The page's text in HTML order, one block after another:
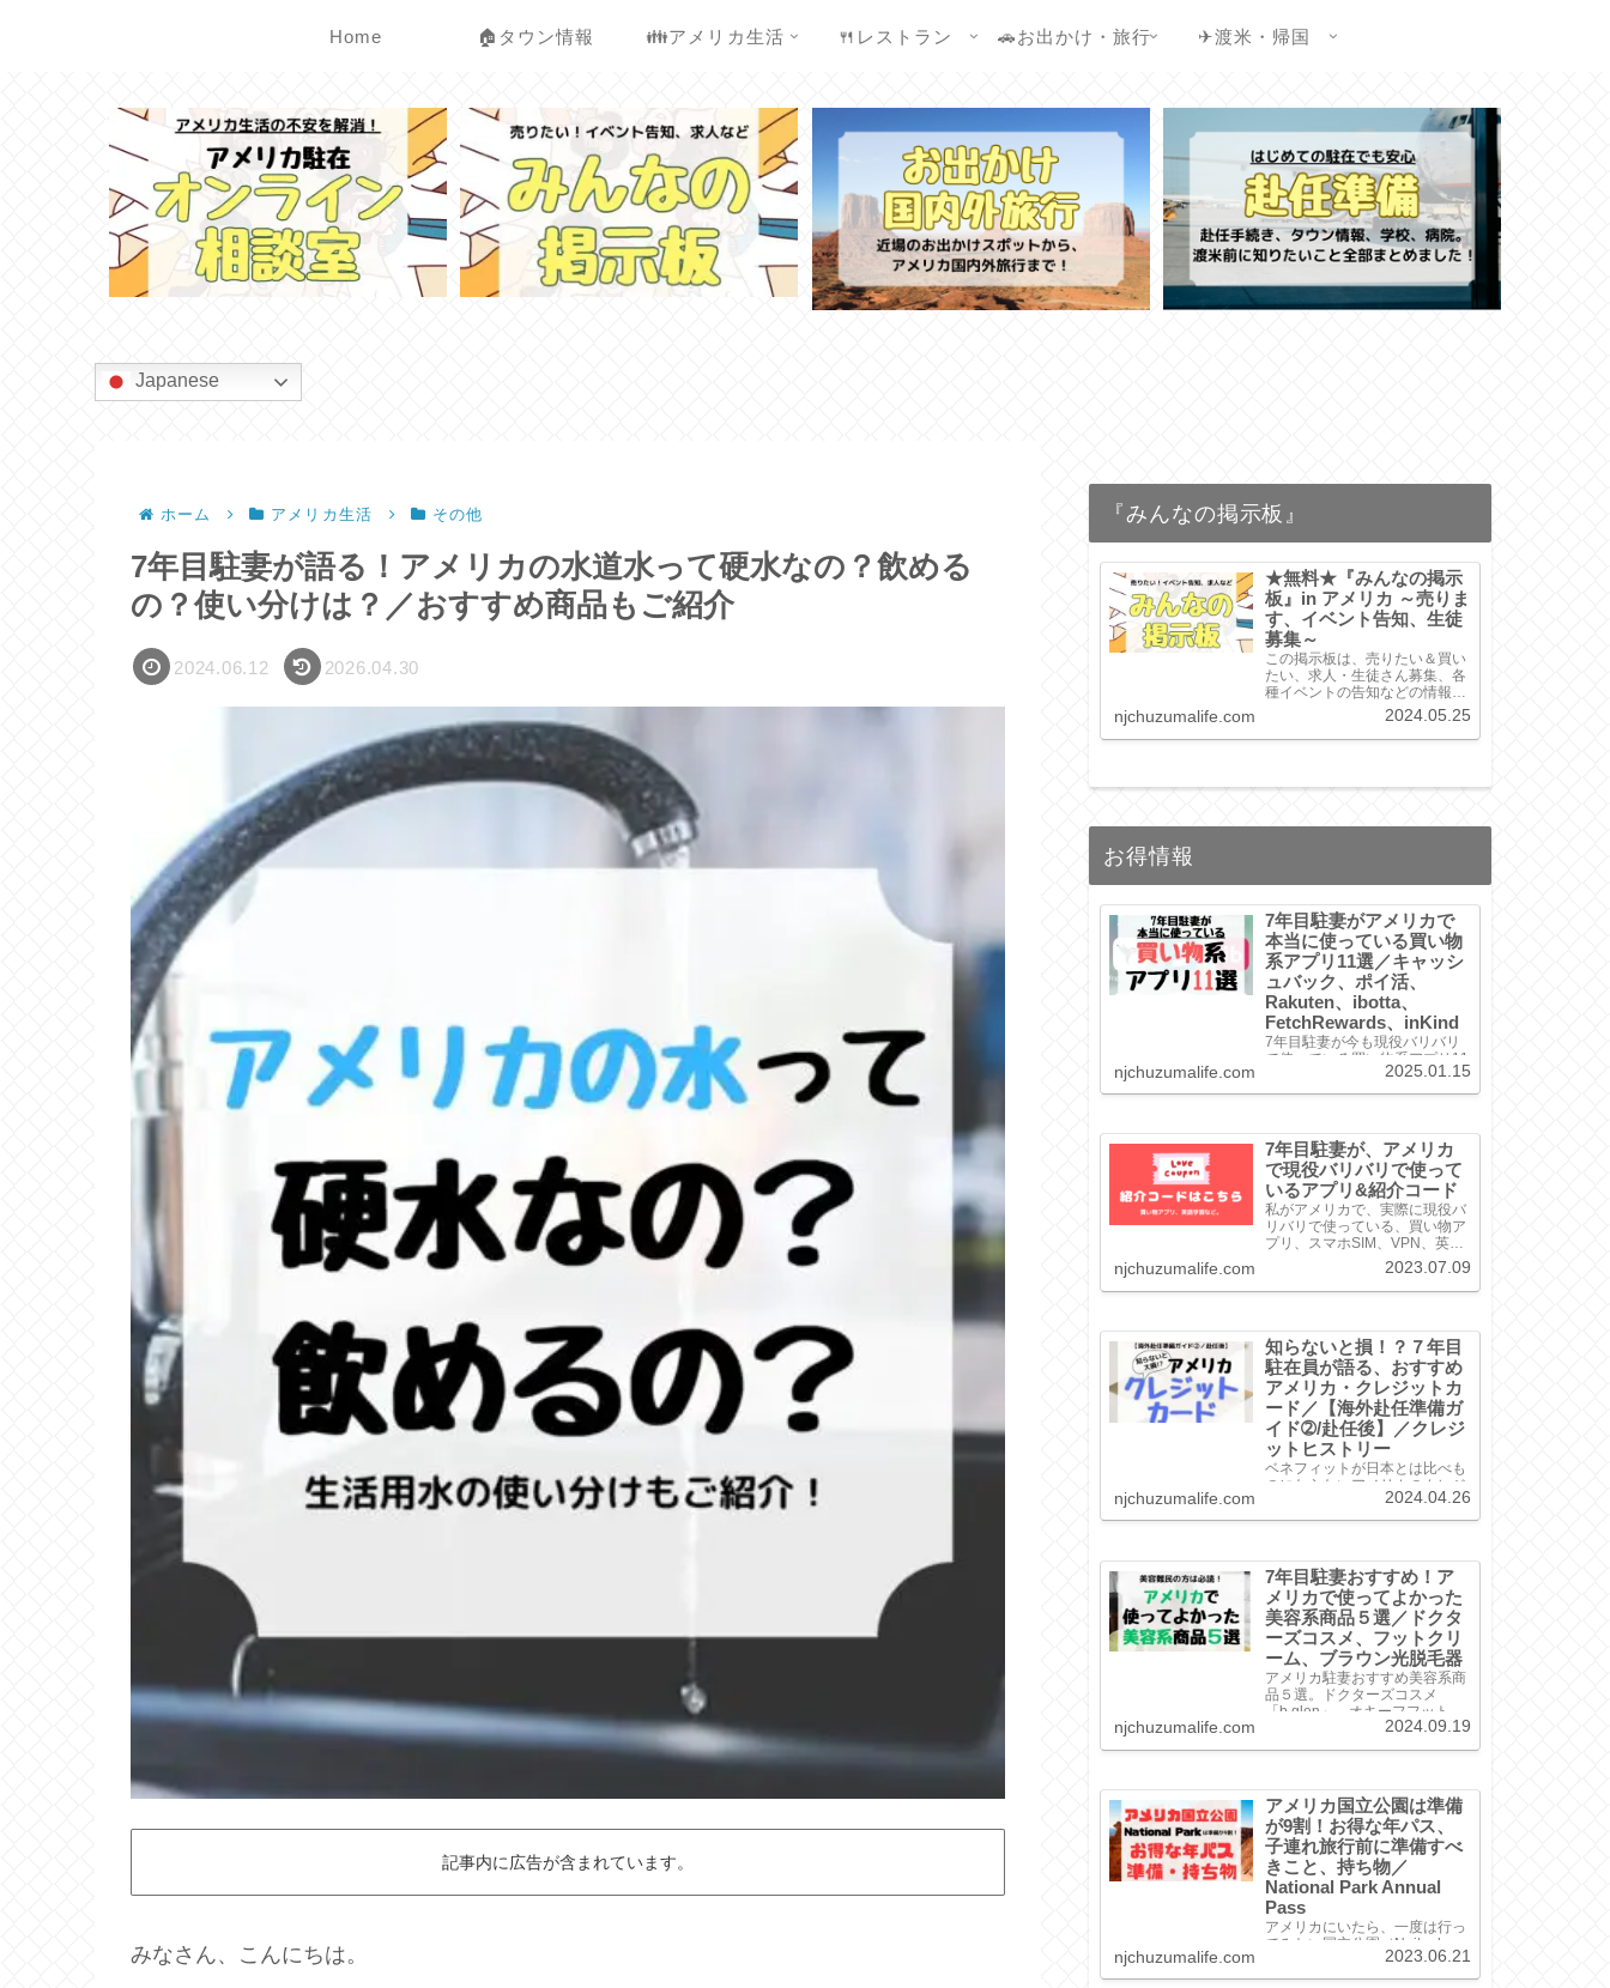
Home 🏠タウン情報 👪アメリカ生活 🍴レストラン 🚗お出かけ・旅行 ✈渡米・帰国
Japanese
ホーム アメリカ生活 その他
7年目駐妻が語る！アメリカの水道水って硬水なの？飲める
の？使い分けは？／おすすめ商品もご紹介
2024.06.12 2026.04.30
記事内に広告が含まれています。
みなさん、こんにちは。
『みんなの掲示板』
★無料★『みんなの掲示
板』in アメリカ ～売りま
す、イベント告知、生徒
募集～
この掲示板は、売りたい＆買い
たい、求人・生徒さん募集、各
種イベントの告知などの情報を
掲載したい場合に、無料でお使
い頂けます。ぜひご利用くださ
い。
njchuzumalife.com 2024.05.25
お得情報
7年目駐妻がアメリカで
本当に使っている買い物
系アプリ11選／キャッシ
ュバック、ポイ活、
Rakuten、ibotta、
FetchRewards、inKind
7年目駐妻が今も現役バリバリ
で使っている買い物系アプリ11
選をご紹介！アプリの特徴、キ
ャッシュバック率、使い方まで
njchuzumalife.com 2025.01.15
7年目駐妻が、アメリカ
で現役バリバリで使って
いるアプリ&紹介コード
私がアメリカで、実際に現役バ
リバリで使っている、買い物ア
プリ、スマホSIM、VPN、英語
学習などをまとめました。いず
れも自信を持っておすすめでき
るものばかりですので、興味が
ひ紹介リンクから登録してみて
ください。H...
njchuzumalife.com 2023.07.09
知らないと損！？７年目
駐在員が語る、おすすめ
アメリカ・クレジットカ
ード／【海外赴任準備ガ
イド➁/赴任後】／クレジ
ットヒストリー
ベネフィットが日本とは比べも
のにならないアメリカのクレジ
ットカード。クレカの作り方、
クレジットヒストリーの貯め
介！
njchuzumalife.com 2024.04.26
7年目駐妻おすすめ！ア
メリカで使ってよかった
美容系商品５選／ドクタ
ーズコスメ、フットクリ
ーム、ブラウン光脱毛器
アメリカ駐妻おすすめ美容系商
品５選。ドクターズコスメ
「b.glen」、オキーフフットク
リーム、ブラウン光脱毛器な
njchuzumalife.com 2024.09.19
アメリカ国立公園は準備
が9割！お得な年パス、
子連れ旅行前に準備すべ
きこと、持ち物／
National Park Annual
Pass
アメリカにいたら、一度は行っ
てみたい国立公園（Naitonl
Park）。今回は、お得な入園方
法、準備しておくべきこと、持
njchuzumalife.com 2023.06.21